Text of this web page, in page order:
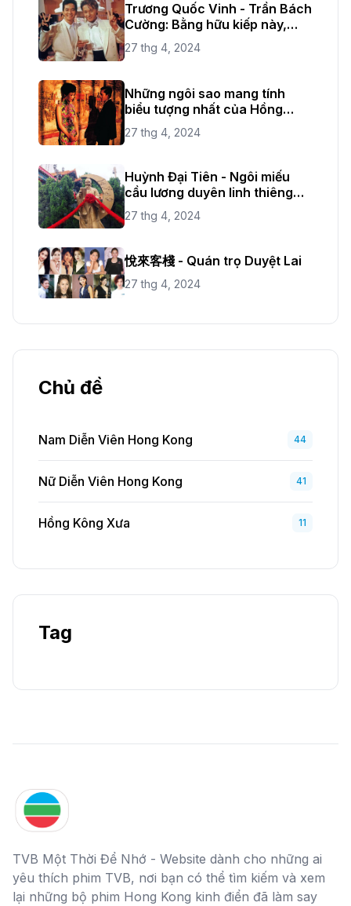
Trương Quốc Vinh - Trần Bách
Cường: Bằng hữu kiếp này,
kiếp sau tiếp tục
27 thg 4, 2024
Những ngôi sao mang tính
biểu tượng nhất của Hồng
Kông
27 thg 4, 2024
Huỳnh Đại Tiên - Ngôi miếu
cầu lương duyên linh thiêng
nhất tại Hồng Kông
27 thg 4, 2024
悅來客棧 - Quán trọ Duyệt Lai
27 thg 4, 2024
Chủ đề
Nam Diễn Viên Hong Kong 44
Nữ Diễn Viên Hong Kong 41
Hồng Kông Xưa 11
Tag
TVB Một Thời Để Nhớ - Website dành cho những ai
yêu thích phim TVB, nơi bạn có thể tìm kiếm và xem
lại những bộ phim Hong Kong kinh điển đã làm say